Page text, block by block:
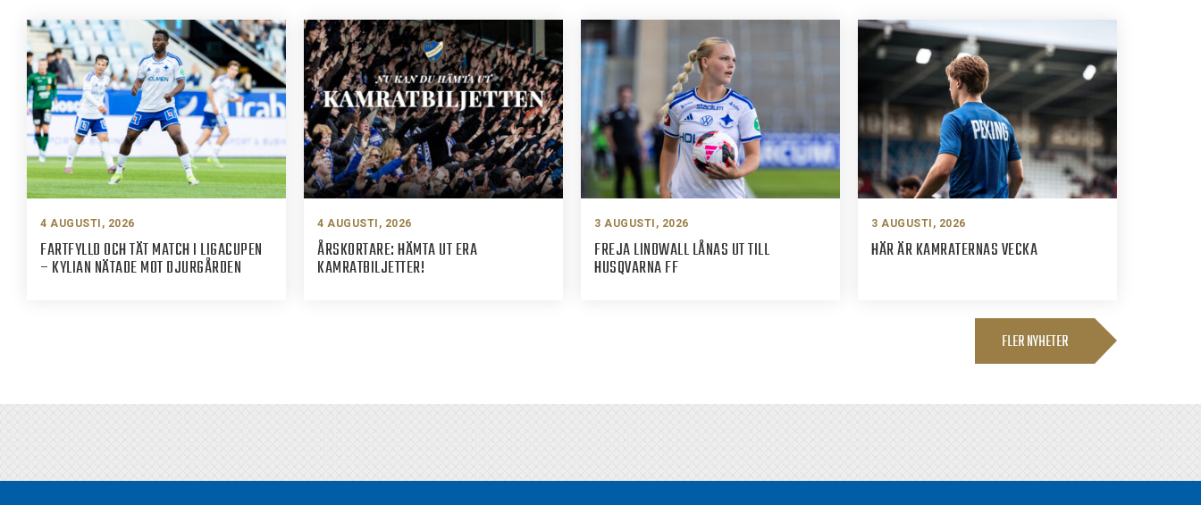
4 AUGUSTI, 2026
FARTFYLLD OCH TÄT MATCH I LIGACUPEN
– KYLIAN NÄTADE MOT DJURGÅRDEN
4 AUGUSTI, 2026
ÅRSKORTARE: HÄMTA UT ERA
KAMRATBILJETTER!
3 AUGUSTI, 2026
FREJA LINDWALL LÅNAS UT TILL
HUSQVARNA FF
3 AUGUSTI, 2026
HÄR ÄR KAMRATERNAS VECKA
FLER NYHETER